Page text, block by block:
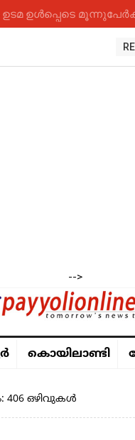
ഉൾപ്പെടെ
-->
കൊയിലാണ്ടി
406 ഒഴിവുകൾ